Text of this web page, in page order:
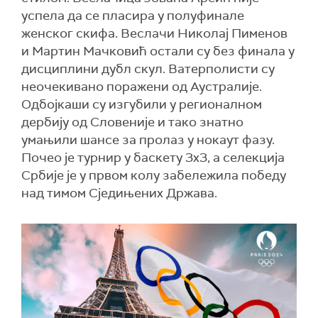
успела да се пласира у полуфинале
женског скифа. Веслачи Николај Пименов
и Мартин Мачковић остали су без финала у
дисциплини дубл скул. Ватерполисти су
неочекивано поражени од Аустралије.
Одбојкаши су изгубили у регионалном
дербију од Словеније и тако знатно
умањили шансе за пролаз у нокаут фазу.
Почео је турнир у баскету 3x3, а селекција
Србије је у првом колу забележила победу
над тимом Сједињених Држава.